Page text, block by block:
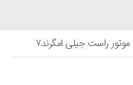
راست جیلی امگرند۷